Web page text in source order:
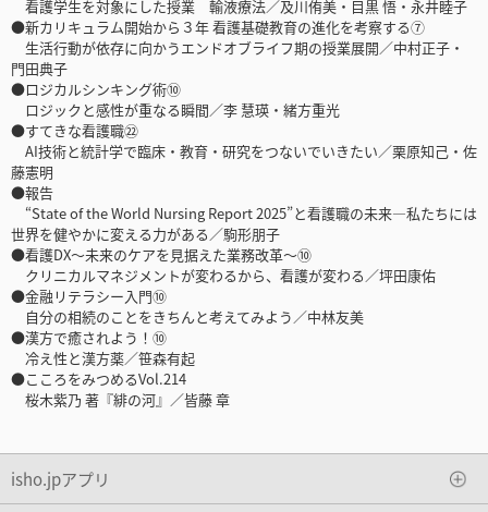
看護学生を対象にした授業 輸液療法／及川侑美・目黒 悟・永井睦子
●新カリキュラム開始から３年 看護基礎教育の進化を考察する⑦
生活行動が依存に向かうエンドオブライフ期の授業展開／中村正子・
門田典子
●ロジカルシンキング術⑩
ロジックと感性が重なる瞬間／李 慧瑛・緒方重光
●すてきな看護職㉒
AI技術と統計学で臨床・教育・研究をつないでいきたい／栗原知己・佐
藤憲明
●報告
“State of the World Nursing Report 2025”と看護職の未来―私たちには
世界を健やかに変える力がある／駒形朋子
●看護DX～未来のケアを見据えた業務改革～⑩
クリニカルマネジメントが変わるから、看護が変わる／坪田康佑
●金融リテラシー入門⑩
自分の相続のことをきちんと考えてみよう／中林友美
●漢方で癒されよう！⑩
冷え性と漢方薬／笹森有起
●こころをみつめるVol.214
桜木紫乃 著『緋の河』／皆藤 章
isho.jpアプリ